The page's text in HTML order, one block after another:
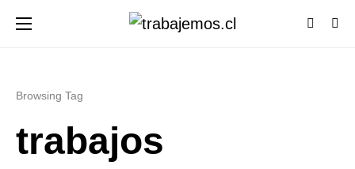
Browsing Tag
trabajos